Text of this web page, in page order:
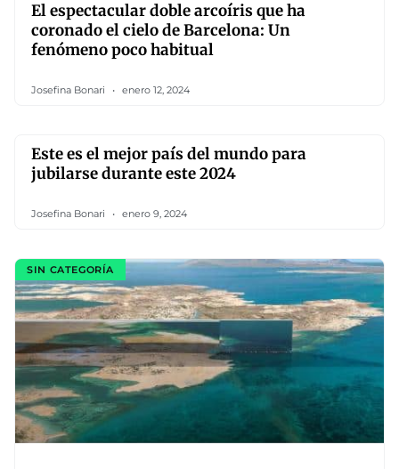
El espectacular doble arcoíris que ha
coronado el cielo de Barcelona: Un
fenómeno poco habitual
Josefina Bonari enero 12, 2024
Este es el mejor país del mundo para
jubilarse durante este 2024
Josefina Bonari enero 9, 2024
SIN CATEGORÍA